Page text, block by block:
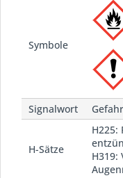
Symbole
Signalwort
H-Sätze
H319: